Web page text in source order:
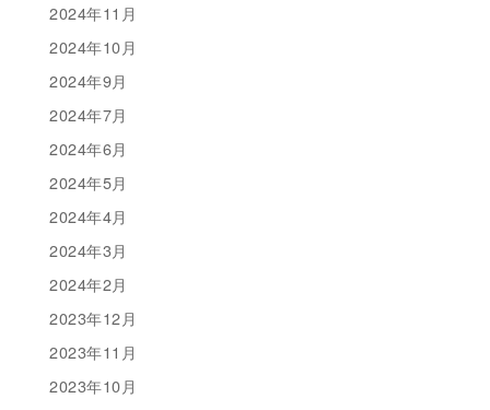
2024年11月
2024年10月
2024年9月
2024年7月
2024年6月
2024年5月
2024年4月
2024年3月
2024年2月
2023年12月
2023年11月
2023年10月